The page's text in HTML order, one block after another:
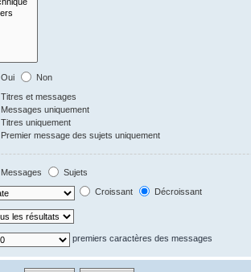
Oui
Non
Titres et messages
Messages uniquement
Titres uniquement
Premier message des sujets uniquement
Messages
Sujets
Croissant Décroissant
premiers caractères des messages